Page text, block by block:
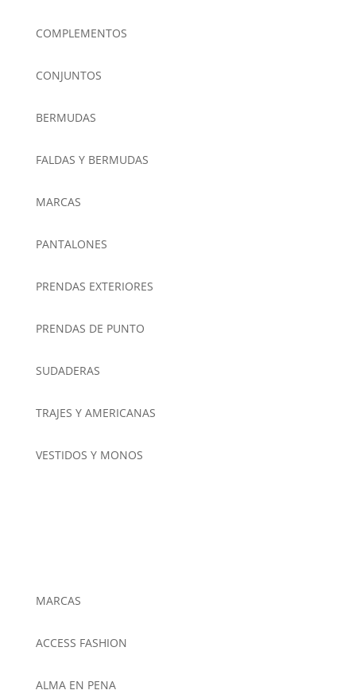
COMPLEMENTOS
CONJUNTOS
BERMUDAS
FALDAS Y BERMUDAS
MARCAS
PANTALONES
PRENDAS EXTERIORES
PRENDAS DE PUNTO
SUDADERAS
TRAJES Y AMERICANAS
VESTIDOS Y MONOS
MARCAS
ACCESS FASHION
ALMA EN PENA